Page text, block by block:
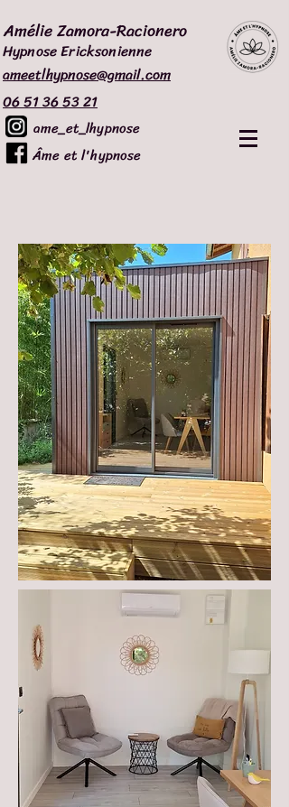
Amélie Zamora-Racionero
Hypnose Ericksonienne
ameetlhypnose@gmail.com
06 51 36 53 21
ame_et_lhypnose
Âme et l'hypnose